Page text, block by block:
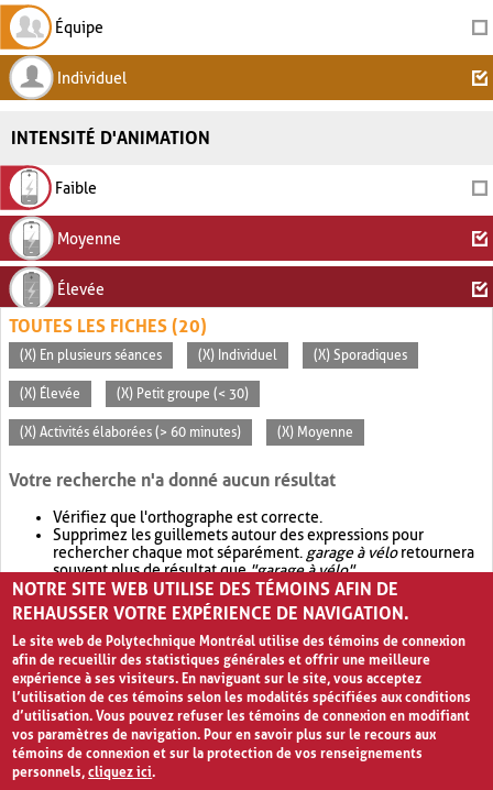
Équipe
Individuel
INTENSITÉ D'ANIMATION
Faible
Moyenne
Élevée
TOUTES LES FICHES (20)
(X) En plusieurs séances (X) Individuel (X) Sporadiques
(X) Élevée (X) Petit groupe (< 30)
(X) Activités élaborées (> 60 minutes) (X) Moyenne
Votre recherche n'a donné aucun résultat
Vérifiez que l'orthographe est correcte.
Supprimez les guillemets autour des expressions pour
rechercher chaque mot séparément. garage à véloretournera
souvent plus de résultat que"garage à vélo".
Envisagez d'élargir votre recherche avec OR.garage OR vélo
retournera souvent plus de résultat quegarage à vélo
NOTRE SITE WEB UTILISE DES TÉMOINS AFIN DE
REHAUSSER VOTRE EXPÉRIENCE DE NAVIGATION.
Le site web de Polytechnique Montréal utilise des témoins de connexion
afin de recueillir des statistiques générales et offrir une meilleure
expérience à ses visiteurs. En naviguant sur le site, vous acceptez
l’utilisation de ces témoins selon les modalités spécifiées aux conditions
d’utilisation. Vous pouvez refuser les témoins de connexion en modifiant
vos paramètres de navigation. Pour en savoir plus sur le recours aux
témoins de connexion et sur la protection de vos renseignements
personnels,cliquez ici.